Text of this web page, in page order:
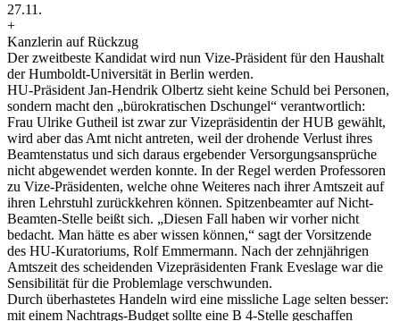
27.11.
+
Kanzlerin auf Rückzug
Der zweitbeste Kandidat wird nun Vize-Präsident für den Haushalt
der Humboldt-Universität in Berlin werden.
HU-Präsident Jan-Hendrik Olbertz sieht keine Schuld bei Personen,
sondern macht den „bürokratischen Dschungel“ verantwortlich:
Frau Ulrike Gutheil ist zwar zur Vizepräsidentin der HUB gewählt,
wird aber das Amt nicht antreten, weil der drohende Verlust ihres
Beamtenstatus und sich daraus ergebender Versorgungsansprüche
nicht abgewendet werden konnte. In der Regel werden Professoren
zu Vize-Präsidenten, welche ohne Weiteres nach ihrer Amtszeit auf
ihren Lehrstuhl zurückkehren können. Spitzenbeamter auf Nicht-
Beamten-Stelle beißt sich. „Diesen Fall haben wir vorher nicht
bedacht. Man hätte es aber wissen können,“ sagt der Vorsitzende
des HU-Kuratoriums, Rolf Emmermann. Nach der zehnjährigen
Amtszeit des scheidenden Vizepräsidenten Frank Eveslage war die
Sensibilität für die Problemlage verschwunden.
Durch überhastetes Handeln wird eine missliche Lage selten besser:
mit einem Nachtrags-Budget sollte eine B 4-Stelle geschaffen